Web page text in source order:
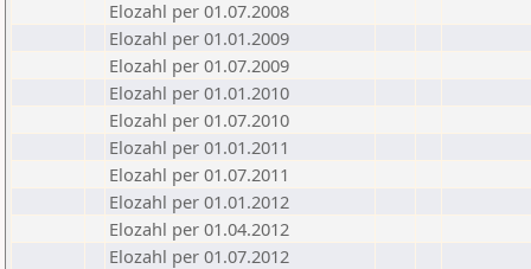
Elozahl per 01.07.2008
Elozahl per 01.01.2009
Elozahl per 01.07.2009
Elozahl per 01.01.2010
Elozahl per 01.07.2010
Elozahl per 01.01.2011
Elozahl per 01.07.2011
Elozahl per 01.01.2012
Elozahl per 01.04.2012
Elozahl per 01.07.2012